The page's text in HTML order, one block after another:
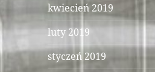
kwiecień 2019
luty 2019
styczeń 2019